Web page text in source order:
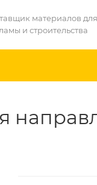
материалов для
и строительства